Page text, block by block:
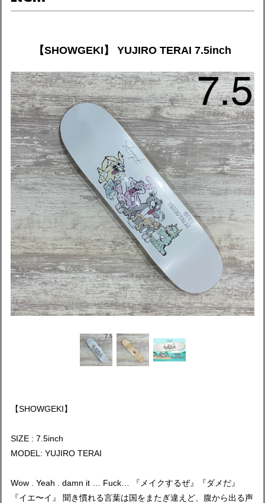
【SHOWGEKI】 YUJIRO TERAI 7.5inch
【SHOWGEKI】
SIZE : 7.5inch
MODEL: YUJIRO TERAI
Wow . Yeah . damn it … Fuck… 『メイクするぜ』『ダメだ』
『イエ〜イ』 聞き慣れる言葉は国をまたぎ違えど、腹から出る声